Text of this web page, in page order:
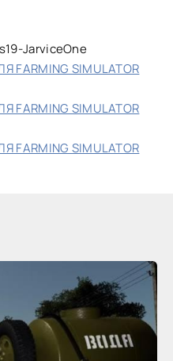
JarviceOne
FARMING SIMULATOR
FARMING SIMULATOR
FARMING SIMULATOR